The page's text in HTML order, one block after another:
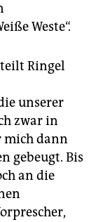
Weste“.
Ringel
unserer
zwar in
mich dann
gebeugt. Bis
an die